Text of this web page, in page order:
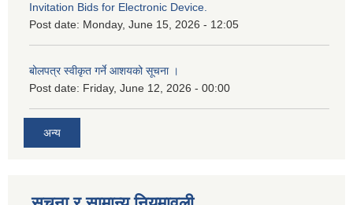
Invitation Bids for Electronic Device.
Post date: Monday, June 15, 2026 - 12:05
बोलपत्र स्वीकृत गर्ने आशयको सूचना ।
Post date: Friday, June 12, 2026 - 00:00
अन्य